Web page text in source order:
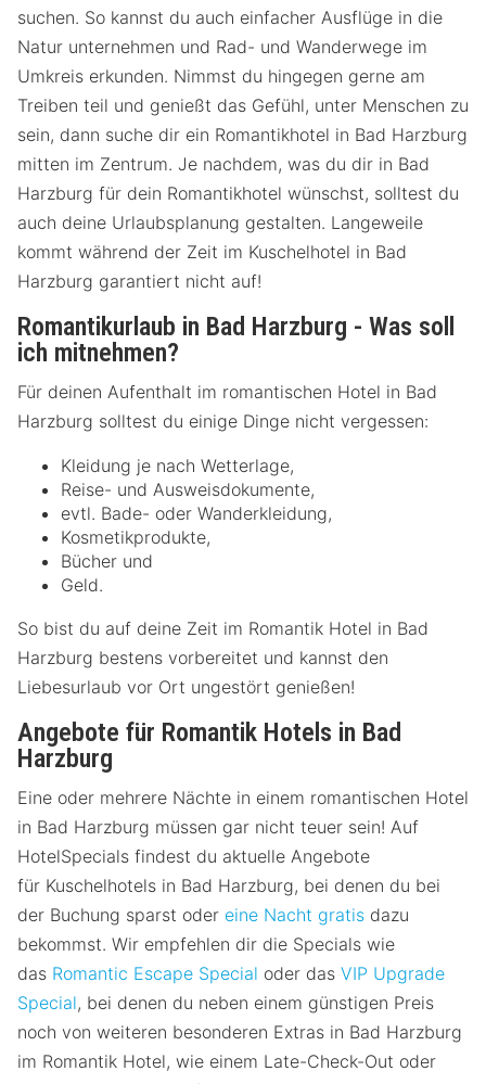
suchen. So kannst du auch einfacher Ausflüge in die
Natur unternehmen und Rad- und Wanderwege im
Umkreis erkunden. Nimmst du hingegen gerne am
Treiben teil und genießt das Gefühl, unter Menschen zu
sein, dann suche dir ein Romantikhotel in Bad Harzburg
mitten im Zentrum. Je nachdem, was du dir in Bad
Harzburg für dein Romantikhotel wünschst, solltest du
auch deine Urlaubsplanung gestalten. Langeweile
kommt während der Zeit im Kuschelhotel in Bad
Harzburg garantiert nicht auf!
Romantikurlaub in Bad Harzburg - Was soll
ich mitnehmen?
Für deinen Aufenthalt im romantischen Hotel in Bad
Harzburg solltest du einige Dinge nicht vergessen:
Kleidung je nach Wetterlage,
Reise- und Ausweisdokumente,
evtl. Bade- oder Wanderkleidung,
Kosmetikprodukte,
Bücher und
Geld.
So bist du auf deine Zeit im Romantik Hotel in Bad
Harzburg bestens vorbereitet und kannst den
Liebesurlaub vor Ort ungestört genießen!
Angebote für Romantik Hotels in Bad
Harzburg
Eine oder mehrere Nächte in einem romantischen Hotel
in Bad Harzburg müssen gar nicht teuer sein! Auf
HotelSpecials findest du aktuelle Angebote
für Kuschelhotels in Bad Harzburg, bei denen du bei
der Buchung sparst oder eine Nacht gratis dazu
bekommst. Wir empfehlen dir die Specials wie
das Romantic Escape Special oder das VIP Upgrade
Special, bei denen du neben einem günstigen Preis
noch von weiteren besonderen Extras in Bad Harzburg
im Romantik Hotel, wie einem Late-Check-Out oder